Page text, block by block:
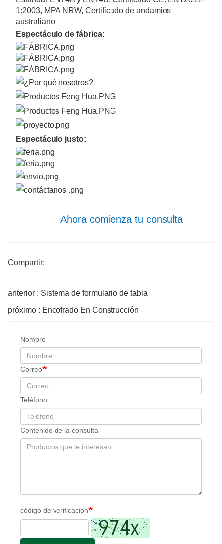
1:2003, MPA NRW, Certificado de andamios
australiano.
Espectáculo de fábrica:
Espectáculo justo:
Ahora comienza tu consulta
Compartir:
anterior : Sistema de formulario de tabla
próximo : Encofrado En Construcción
Nombre
Correo
Teléfono
Contenido de la consulta
código de verificación